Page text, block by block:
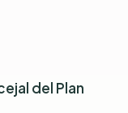
del Plan